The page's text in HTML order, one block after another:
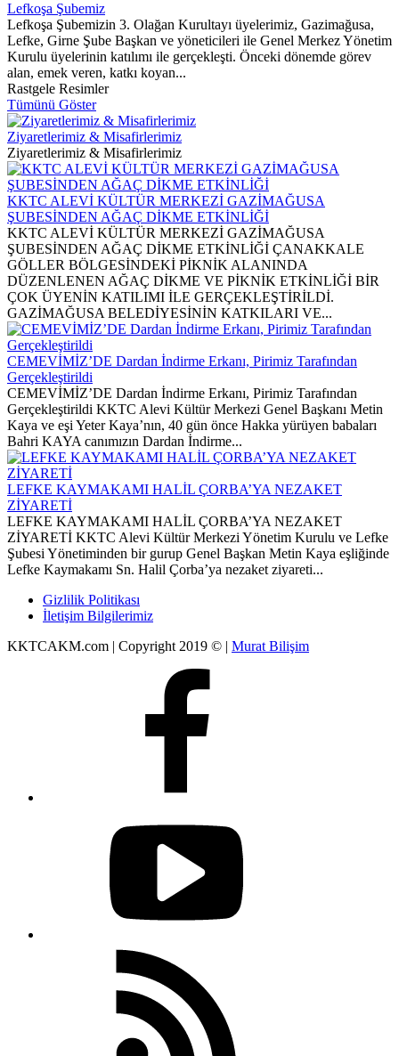
Lefkoşa Şubemiz
Lefkoşa Şubemizin 3. Olağan Kurultayı üyelerimiz, Gazimağusa,
Lefke, Girne Şube Başkan ve yöneticileri ile Genel Merkez Yönetim
Kurulu üyelerinin katılımı ile gerçekleşti. Önceki dönemde görev
alan, emek veren, katkı koyan...
Rastgele Resimler
Tümünü Göster
Ziyaretlerimiz & Misafirlerimiz
Ziyaretlerimiz & Misafirlerimiz
KKTC ALEVİ KÜLTÜR MERKEZİ GAZİMAĞUSA
ŞUBESİNDEN AĞAÇ DİKME ETKİNLİĞİ
KKTC ALEVİ KÜLTÜR MERKEZİ GAZİMAĞUSA
ŞUBESİNDEN AĞAÇ DİKME ETKİNLİĞİ ÇANAKKALE
GÖLLER BÖLGESİNDEKİ PİKNİK ALANINDA
DÜZENLENEN AĞAÇ DİKME VE PİKNİK ETKİNLİĞİ BİR
ÇOK ÜYENİN KATILIMI İLE GERÇEKLEŞTİRİLDİ.
GAZİMAĞUSA BELEDİYESİNİN KATKILARI VE...
CEMEVİMİZ’DE Dardan İndirme Erkanı, Pirimiz Tarafından
Gerçekleştirildi
CEMEVİMİZ’DE Dardan İndirme Erkanı, Pirimiz Tarafından
Gerçekleştirildi KKTC Alevi Kültür Merkezi Genel Başkanı Metin
Kaya ve eşi Yeter Kaya’nın, 40 gün önce Hakka yürüyen babaları
Bahri KAYA canımızın Dardan İndirme...
LEFKE KAYMAKAMI HALİL ÇORBA’YA NEZAKET
ZİYARETİ
LEFKE KAYMAKAMI HALİL ÇORBA’YA NEZAKET
ZİYARETİ KKTC Alevi Kültür Merkezi Yönetim Kurulu ve Lefke
Şubesi Yönetiminden bir gurup Genel Başkan Metin Kaya eşliğinde
Lefke Kaymakamı Sn. Halil Çorba’ya nezaket ziyareti...
Gizlilik Politikası
İletişim Bilgilerimiz
KKTCAKM.com | Copyright 2019 © | Murat Bilişim